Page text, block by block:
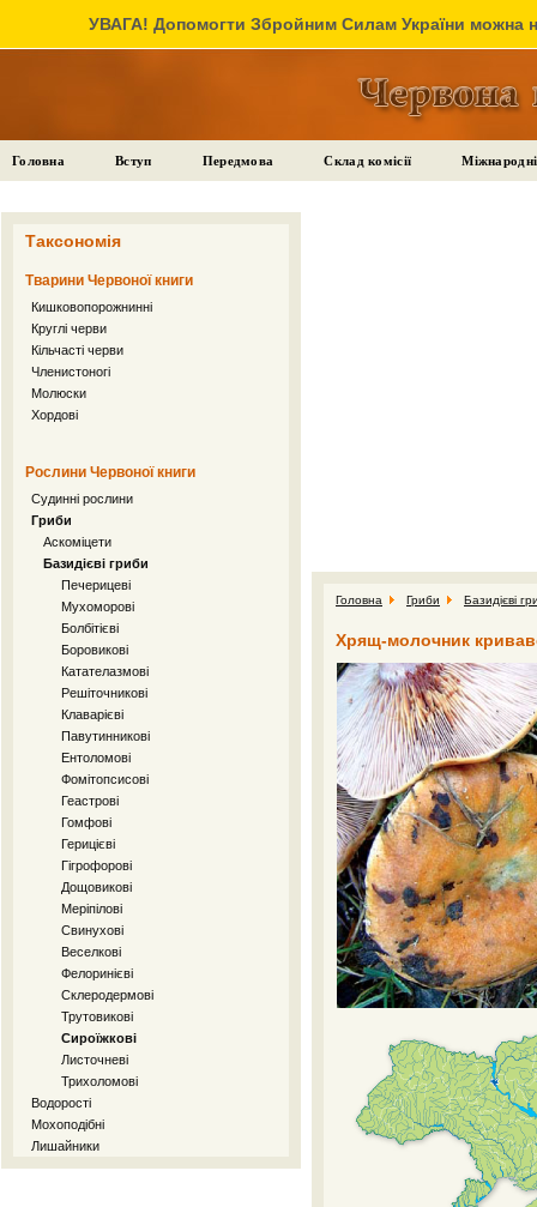
УВАГА! Допомогти Збройним Силам України можна
Головна Вступ Передмова Склад комісії
Таксономія
Тварини Червоної книги
Кишковопорожнинні
Круглі черви
Кільчасті черви
Членистоногі
Молюски
Хордові
Рослини Червоної книги
Судинні рослини
Гриби
Аскоміцети
Базидієві гриби
Печерицеві
Мухоморові
Болбітієві
Боровикові
Катателазмові
Решіточникові
Клаварієві
Павутинникові
Ентоломові
Фомітопсисові
Геастрові
Гомфові
Герицієві
Гігрофорові
Дощовикові
Меріпілові
Свинухові
Веселкові
Фелоринієві
Склеродермові
Трутовикові
Сироїжкові
Листочневі
Трихоломові
Водорості
Мохоподібні
Лишайники
Головна Гриби Базидієві
Хрящ-молочник